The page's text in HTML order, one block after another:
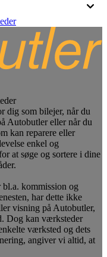
dig som bilejer, når du
Autobutler eller når du
kan reparere eller
enkel og
at søge og sortere i dine
kommission og
har dette ikke
visning på Autobutler,
Dog kan værksteder
værksted og dets
angiver vi altid, at